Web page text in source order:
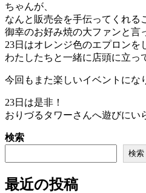
ちゃんが、
なんと販売会を手伝ってくれ
御幸のお好み焼の大ファンと言
23日はオレンジ色のエプロンを
わたしたちと一緒に店頭に立っ
今回もまた楽しいイベントにな
23日は是非！
おりづるタワーさんへ遊びにい
検索
検索
最近の投稿